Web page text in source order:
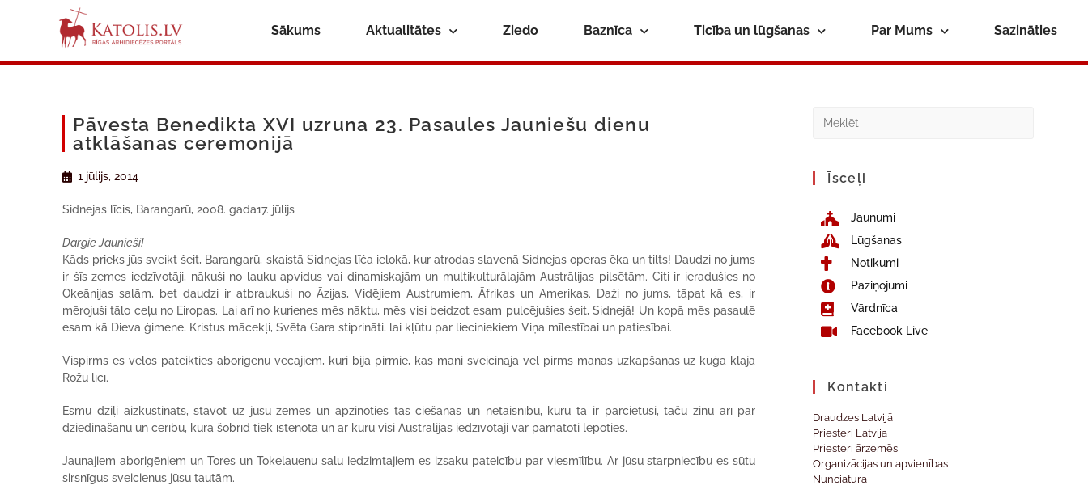
Sākums Aktualitātes Ziedo Baznīca Ticība un lūgšanas Par Mums Sazināties
Pāvesta Benedikta XVI uzruna 23. Pasaules Jauniešu dienu
atklāšanas ceremonijā
1 jūlijs, 2014
Sidnejas līcis, Barangarū, 2008. gada17. jūlijs
Dārgie Jaunieši!
Kāds prieks jūs sveikt šeit, Barangarū, skaistā Sidnejas līča ielokā, kur atrodas slavenā Sidnejas operas ēka un tilts! Daudzi no jums
ir šīs zemes iedzīvotāji, nākuši no lauku apvidus vai dinamiskajām un multikulturālajām Austrālijas pilsētām. Citi ir ieradušies no
Okeānijas salām, bet daudzi ir atbraukuši no Āzijas, Vidējiem Austrumiem, Āfrikas un Amerikas. Daži no jums, tāpat kā es, ir
mērojuši tālo ceļu no Eiropas. Lai arī no kurienes mēs nāktu, mēs visi beidzot esam pulcējušies šeit, Sidnejā! Un kopā mēs pasaulē
esam kā Dieva ģimene, Kristus mācekļi, Svēta Gara stiprināti, lai kļūtu par lieciniekiem Viņa mīlestībai un patiesībai.
Vispirms es vēlos pateikties aborigēnu vecajiem, kuri bija pirmie, kas mani sveicināja vēl pirms manas uzkāpšanas uz kuģa klāja
Rožu līcī.
Esmu dziļi aizkustināts, stāvot uz jūsu zemes un apzinoties tās ciešanas un netaisnību, kuru tā ir pārcietusi, taču zinu arī par
dziedināšanu un cerību, kura šobrīd tiek īstenota un ar kuru visi Austrālijas iedzīvotāji var pamatoti lepoties.
Jaunajiem aborigēniem un Tores un Tokelauenu salu iedzimtajiem es izsaku pateicību par viesmīlību. Ar jūsu starpniecību es sūtu
sirsnīgus sveicienus jūsu tautām.
Īsceļi
Jaunumi
Lūgšanas
Notikumi
Paziņojumi
Vārdnīca
Facebook Live
Kontakti
Draudzes Latvijā
Priesteri Latvijā
Priesteri ārzemēs
Organizācijas un apvienības
Nunciatūra